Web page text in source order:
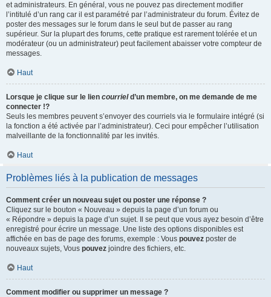
et administrateurs. En général, vous ne pouvez pas directement modifier
l’intitulé d’un rang car il est paramétré par l’administrateur du forum. Évitez de
poster des messages sur le forum dans le seul but de passer au rang
supérieur. Sur la plupart des forums, cette pratique est rarement tolérée et un
modérateur (ou un administrateur) peut facilement abaisser votre compteur de
messages.
Haut
Lorsque je clique sur le lien courrield’un membre, on me demande de me
connecter !?
Seuls les membres peuvent s’envoyer des courriels via le formulaire intégré (si
la fonction a été activée par l’administrateur). Ceci pour empêcher l’utilisation
malveillante de la fonctionnalité par les invités.
Haut
Problèmes liés à la publication de messages
Comment créer un nouveau sujet ou poster une réponse ?
Cliquez sur le bouton « Nouveau » depuis la page d’un forum ou
« Répondre » depuis la page d’un sujet. Il se peut que vous ayez besoin d’être
enregistré pour écrire un message. Une liste des options disponibles est
affichée en bas de page des forums, exemple : Vous pouvez poster de
nouveaux sujets, Vous pouvez joindre des fichiers, etc.
Haut
Comment modifier ou supprimer un message ?